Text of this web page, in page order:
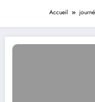
Accueil